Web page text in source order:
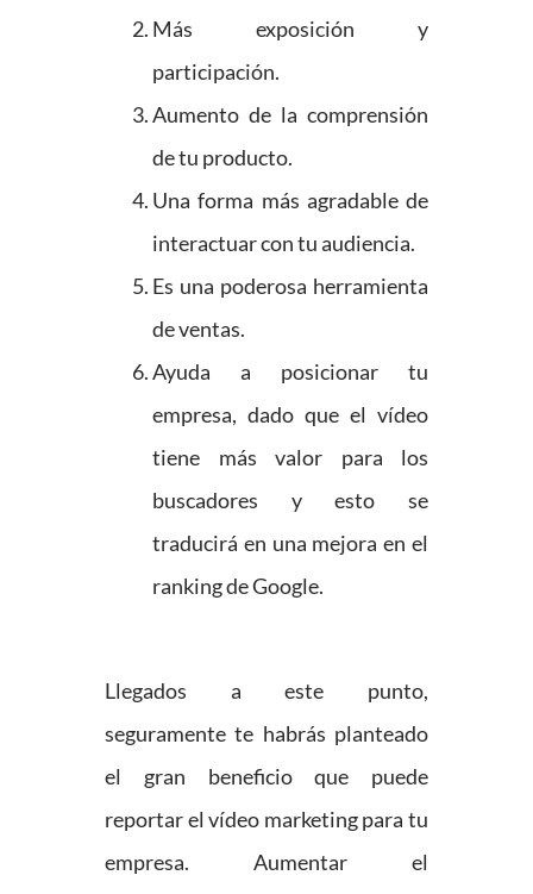
Más exposición y
participación.
Aumento de la comprensión
de tu producto.
Una forma más agradable de
interactuar con tu audiencia.
Es una poderosa herramienta
de ventas.
Ayuda a posicionar tu
empresa, dado que el vídeo
tiene más valor para los
buscadores y esto se
traducirá en una mejora en el
ranking de Google.
Llegados a este punto,
seguramente te habrás planteado
el gran beneficio que puede
reportar el vídeo marketing para tu
empresa. Aumentar el